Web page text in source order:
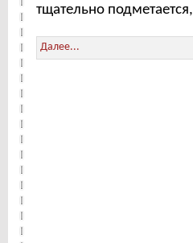
тщательно
Далее...